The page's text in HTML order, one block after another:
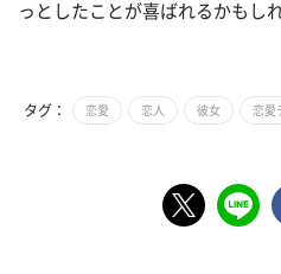
っとしたことが喜ばれるかもし
タグ： 恋愛 恋人 彼女 恋愛